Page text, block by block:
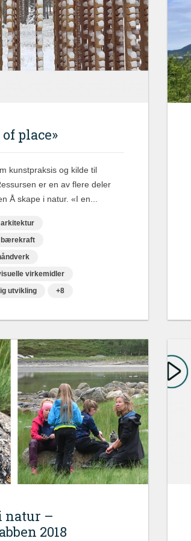
of place»
kunstpraksis og kilde til
er en av flere deler
Å skape i natur. «I en...
arkitektur
bærekraft
virkemidler
utvikling
+8
natur –
2018